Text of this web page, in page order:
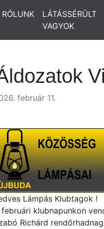
RÓLUNK
LÁTÁSSÉRÜLT
VAGYOK
február 11.
Lámpás Klubtagok !
klubnapunkon
Richárd